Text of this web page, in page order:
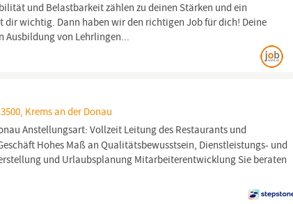
und Belastbarkeit zählen zu deinen Stärken und ein
wichtig. Dann haben wir den richtigen Job für dich! Deine
Ausbildung von Lehrlingen...
Krems an der Donau
Anstellungsart: Vollzeit Leitung des Restaurants und
Hohes Maß an Qualitätsbewusstsein, Dienstleistungs- und
und Urlaubsplanung Mitarbeiterentwicklung Sie beraten